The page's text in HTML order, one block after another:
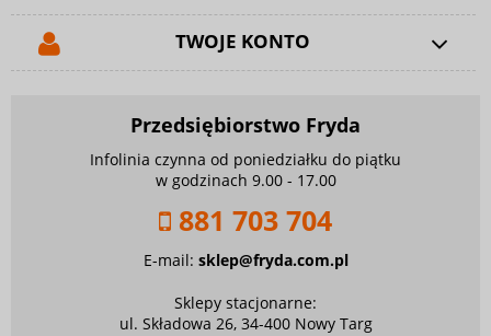
TWOJE KONTO
Przedsiębiorstwo Fryda
Infolinia czynna od poniedziałku do piątku
w godzinach 9.00 - 17.00
881 703 704
E-mail: sklep@fryda.com.pl
Sklepy stacjonarne:
ul. Składowa 26, 34-400 Nowy Targ